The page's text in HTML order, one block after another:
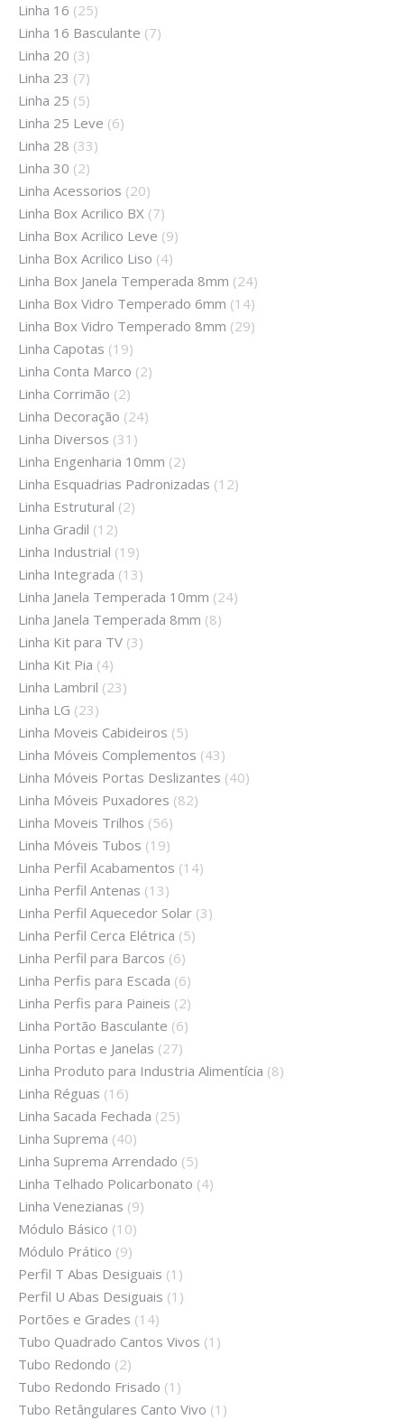
Linha 16 (25)
Linha 16 Basculante (7)
Linha 20 (3)
Linha 23 (7)
Linha 25 (5)
Linha 25 Leve (6)
Linha 28 (33)
Linha 30 (2)
Linha Acessorios (20)
Linha Box Acrilico BX (7)
Linha Box Acrilico Leve (9)
Linha Box Acrilico Liso (4)
Linha Box Janela Temperada 8mm (24)
Linha Box Vidro Temperado 6mm (14)
Linha Box Vidro Temperado 8mm (29)
Linha Capotas (19)
Linha Conta Marco (2)
Linha Corrimão (2)
Linha Decoração (24)
Linha Diversos (31)
Linha Engenharia 10mm (2)
Linha Esquadrias Padronizadas (12)
Linha Estrutural (2)
Linha Gradil (12)
Linha Industrial (19)
Linha Integrada (13)
Linha Janela Temperada 10mm (24)
Linha Janela Temperada 8mm (8)
Linha Kit para TV (3)
Linha Kit Pia (4)
Linha Lambril (23)
Linha LG (23)
Linha Moveis Cabideiros (5)
Linha Móveis Complementos (43)
Linha Móveis Portas Deslizantes (40)
Linha Móveis Puxadores (82)
Linha Moveis Trilhos (56)
Linha Móveis Tubos (19)
Linha Perfil Acabamentos (14)
Linha Perfil Antenas (13)
Linha Perfil Aquecedor Solar (3)
Linha Perfil Cerca Elétrica (5)
Linha Perfil para Barcos (6)
Linha Perfis para Escada (6)
Linha Perfis para Paineis (2)
Linha Portão Basculante (6)
Linha Portas e Janelas (27)
Linha Produto para Industria Alimentícia (8)
Linha Réguas (16)
Linha Sacada Fechada (25)
Linha Suprema (40)
Linha Suprema Arrendado (5)
Linha Telhado Policarbonato (4)
Linha Venezianas (9)
Módulo Básico (10)
Módulo Prático (9)
Perfil T Abas Desiguais (1)
Perfil U Abas Desiguais (1)
Portões e Grades (14)
Tubo Quadrado Cantos Vivos (1)
Tubo Redondo (2)
Tubo Redondo Frisado (1)
Tubo Retângulares Canto Vivo (1)